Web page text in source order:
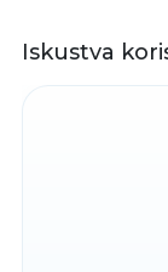
Iskustva